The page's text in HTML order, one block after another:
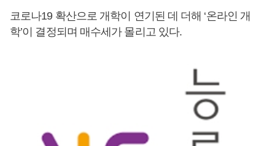
코로나19 확산으로 개학이 연기된 데 더해 ‘온라인 개
학’이 결정되며 매수세가 몰리고 있다.